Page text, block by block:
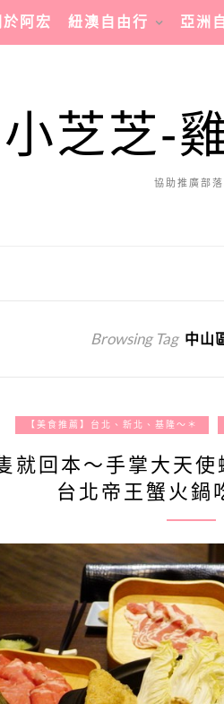
於阿宏 紐澳自由行 亞洲
小芝芝-
協助推廣部
Browsing Tag 中山
【美食推薦】台北、新北、基隆～＊
就回本～手掌大天
台北帝王蟹火鍋